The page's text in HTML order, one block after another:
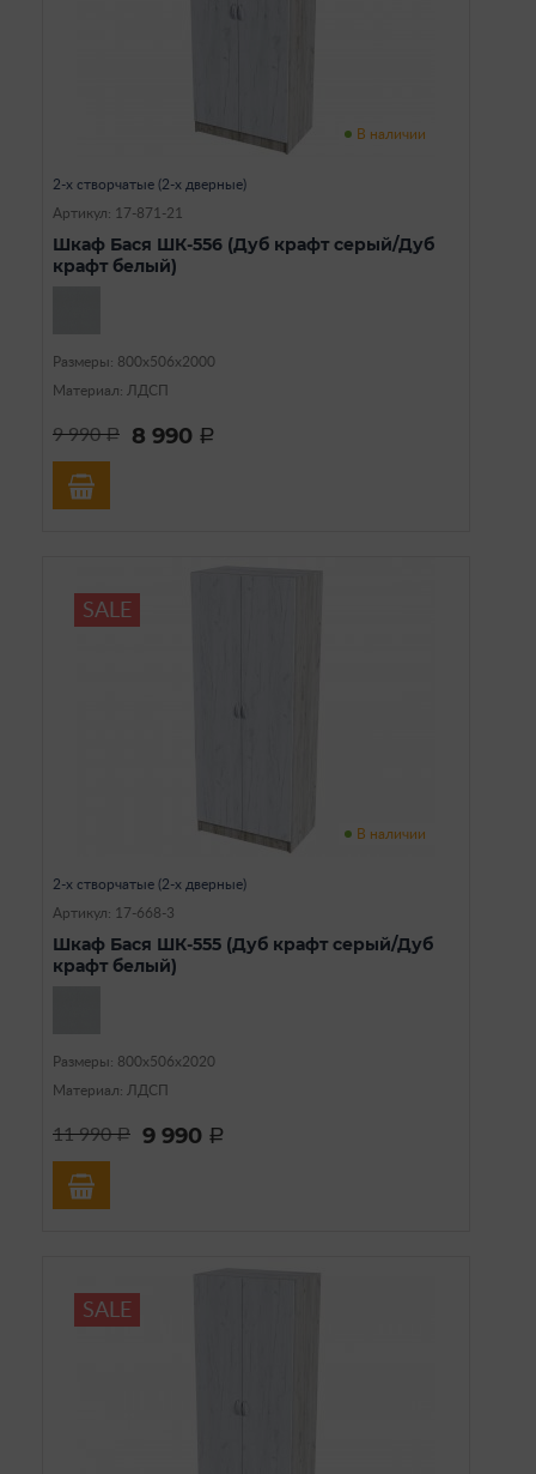
В наличии
2-х створчатые (2-х дверные)
Артикул: 17-871-21
Шкаф Бася ШК-556 (Дуб крафт серый/Дуб
крафт белый)
Размеры: 800х506х2000
Материал: ЛДСП
9 990a 8 990 a
SALE
В наличии
2-х створчатые (2-х дверные)
Артикул: 17-668-3
Шкаф Бася ШК-555 (Дуб крафт серый/Дуб
крафт белый)
Размеры: 800х506х2020
Материал: ЛДСП
11 990a 9 990 a
SALE